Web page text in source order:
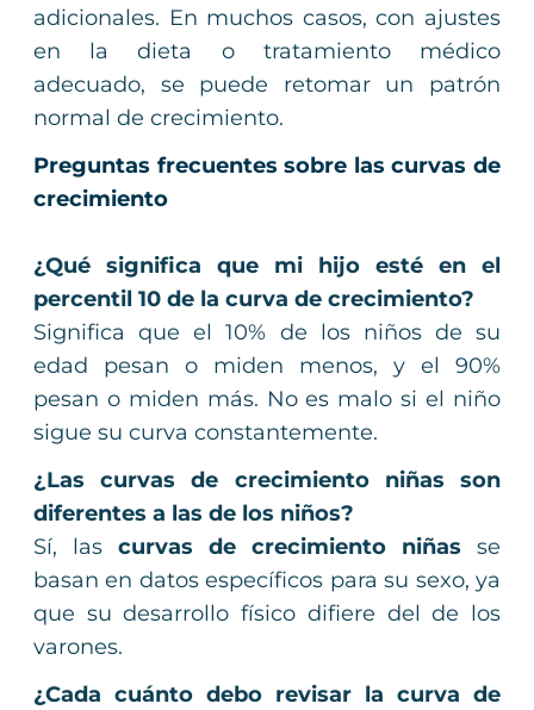
adicionales. En muchos casos, con ajustes
en la dieta o tratamiento médico
adecuado, se puede retomar un patrón
normal de crecimiento.
Preguntas frecuentes sobre las curvas de
crecimiento
¿Qué significa que mi hijo esté en el
percentil 10 de la curva de crecimiento?
Significa que el 10% de los niños de su
edad pesan o miden menos, y el 90%
pesan o miden más. No es malo si el niño
sigue su curva constantemente.
¿Las curvas de crecimiento niñas son
diferentes a las de los niños?
Sí, las curvas de crecimiento niñas se
basan en datos específicos para su sexo, ya
que su desarrollo físico difiere del de los
varones.
¿Cada cuánto debo revisar la curva de